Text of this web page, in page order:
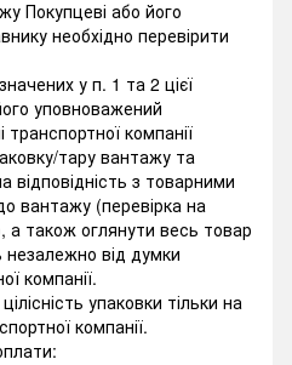
Покупцеві або його
необхідно перевірити
у п. 1 та 2 цієї
уповноважений
транспортної компанії
тару вантажу та
відповідність з товарними
вантажу (перевірка на
а також оглянути весь товар
від думки
компанії.
упаковки тільки на
компанії.